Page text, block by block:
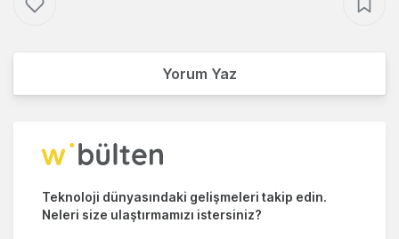
Yorum Yaz
Teknoloji dünyasındaki gelişmeleri takip edin.
Neleri size ulaştırmamızı istersiniz?